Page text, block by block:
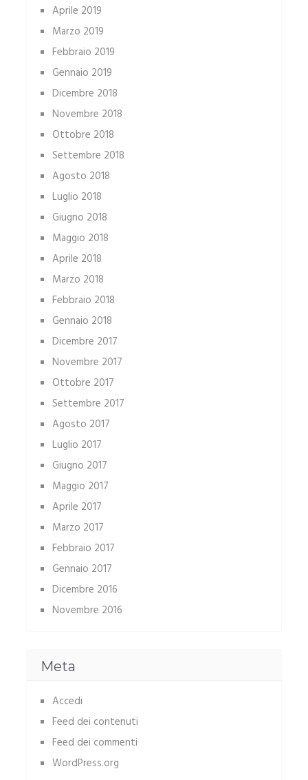
Aprile 2019
Marzo 2019
Febbraio 2019
Gennaio 2019
Dicembre 2018
Novembre 2018
Ottobre 2018
Settembre 2018
Agosto 2018
Luglio 2018
Giugno 2018
Maggio 2018
Aprile 2018
Marzo 2018
Febbraio 2018
Gennaio 2018
Dicembre 2017
Novembre 2017
Ottobre 2017
Settembre 2017
Agosto 2017
Luglio 2017
Giugno 2017
Maggio 2017
Aprile 2017
Marzo 2017
Febbraio 2017
Gennaio 2017
Dicembre 2016
Novembre 2016
Meta
Accedi
Feed dei contenuti
Feed dei commenti
WordPress.org